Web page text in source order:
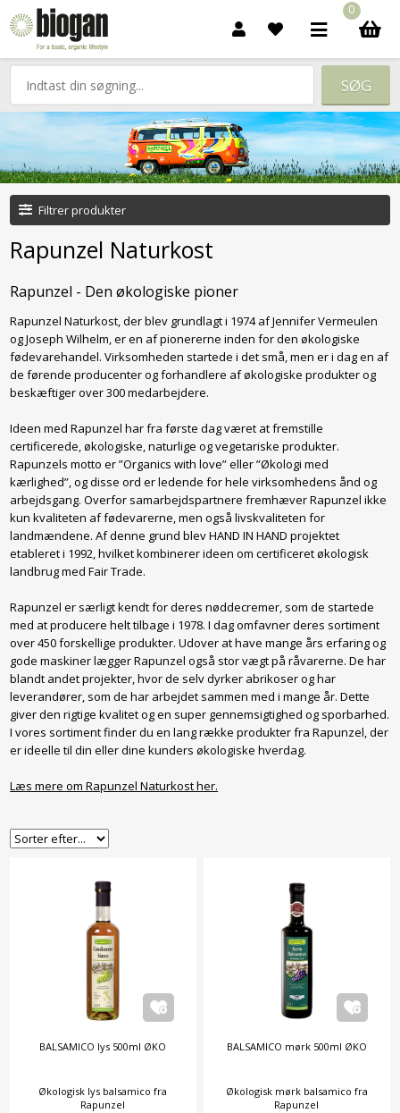
0
Filtrer produkter
Rapunzel Naturkost
Rapunzel - Den økologiske pioner
Rapunzel Naturkost, der blev grundlagt i 1974 af Jennifer Vermeulen
og Joseph Wilhelm, er en af pionererne inden for den økologiske
fødevarehandel. Virksomheden startede i det små, men er i dag en af
de førende producenter og forhandlere af økologiske produkter og
beskæftiger over 300 medarbejdere.
Ideen med Rapunzel har fra første dag været at fremstille
certificerede, økologiske, naturlige og vegetariske produkter.
Rapunzels motto er ”Organics with love” eller ”Økologi med
kærlighed”, og disse ord er ledende for hele virksomhedens ånd og
arbejdsgang. Overfor samarbejdspartnere fremhæver Rapunzel ikke
kun kvaliteten af fødevarerne, men også livskvaliteten for
landmændene. Af denne grund blev HAND IN HAND projektet
etableret i 1992, hvilket kombinerer ideen om certificeret økologisk
landbrug med Fair Trade.
Rapunzel er særligt kendt for deres nøddecremer, som de startede
med at producere helt tilbage i 1978. I dag omfavner deres sortiment
over 450 forskellige produkter. Udover at have mange års erfaring og
gode maskiner lægger Rapunzel også stor vægt på råvarerne. De har
blandt andet projekter, hvor de selv dyrker abrikoser og har
leverandører, som de har arbejdet sammen med i mange år. Dette
giver den rigtige kvalitet og en super gennemsigtighed og sporbarhed.
I vores sortiment finder du en lang række produkter fra Rapunzel, der
er ideelle til din eller dine kunders økologiske hverdag.
Læs mere om Rapunzel Naturkost her.
BALSAMICO lys 500ml ØKO
Økologisk lys balsamico fra
Rapunzel
BALSAMICO mørk 500ml ØKO
Økologisk mørk balsamico fra
Rapunzel